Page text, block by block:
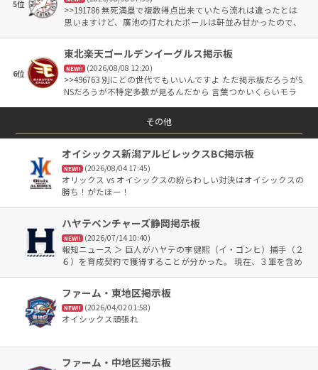
5位
>>191786 無死満塁で複数得点出来ていたら流れは違ったとは
思いますけど、廣池の打たれたボールは軒並み甘かったので、
でしょう。 打線のせいというか、サブローさんは〝みんな〟っ
て言ってましたね。 誰かのせいにあえてするなら、その〝みん
な〟を使っているサブローさんのせいでは？
6位
東北楽天ゴールデンイーグルス掲示板
NEW!! (2026/08/08 12:20)
>>496763 別にどの世代でもいいんですよ ただ掲示板だろうがS
NSだろうが不特定多数が見るんだから 言葉つかいくらいモラ
どうせ負けるだの 吐口のようなネガキャン ミスしたらやめろ
要らないだの そのようなワードは誹謗中傷やヤジは 厳禁。そ
れはネットの世界でも球場でも同じ いい年した大人がそういう
事をいうなって話です。 令和の時代はそう言うのはもう認めら
れないってこと 球団やチームが甘いから好き放題ヤジを言える
環境にしないと変わらないって考え方は今の時代 御法度なんで
すよ。 どうしても言いたいなら聞こえないよう独り言でぶつぶ
その他
オイシックス新潟アルビレックスBC掲示板
NEW!! (2026/08/04 17:45)
オリックス vs オイシックスの紛らわしい対決はオイシックスの
勝ち！がたほー！
ハヤテベンチャーズ静岡掲示板
NEW!! (2026/07/14 10:40)
報知ニュース ＞ 巨人がハヤテの李健熙（イ・ゴンヒ）捕手（２
６）を育成契約で獲得することが分かった。 現在、３軍を含め
＞
ファーム・東地区掲示板
NEW!! (2026/04/02 01:58)
オイシックス頑張れ
ファーム・中地区掲示板